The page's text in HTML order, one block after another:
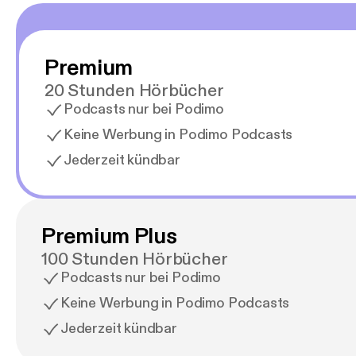
Premium
20 Stunden Hörbücher
Podcasts nur bei Podimo
Keine Werbung in Podimo Podcasts
Jederzeit kündbar
Premium Plus
100 Stunden Hörbücher
Podcasts nur bei Podimo
Keine Werbung in Podimo Podcasts
Jederzeit kündbar